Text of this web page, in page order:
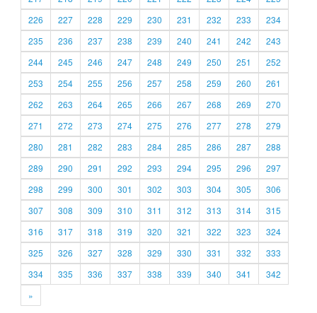
226
227 228 229 230 231 232 233
234
235
236 237 238 239 240 241 242
243
244
245 246 247 248 249 250 251
252
253
254 255 256 257 258 259 260
261
262
263 264 265 266 267 268 269
270
271
272 273 274 275 276 277 278
279
280
281 282 283 284 285 286 287
288
289
290 291 292 293 294 295 296
297
298
299 300 301 302 303 304 305
306
307
308 309 310 311 312 313 314
315
316
317 318 319 320 321 322 323
324
325
326 327 328 329 330 331 332
333
334
335 336 337 338 339 340 341
342
»